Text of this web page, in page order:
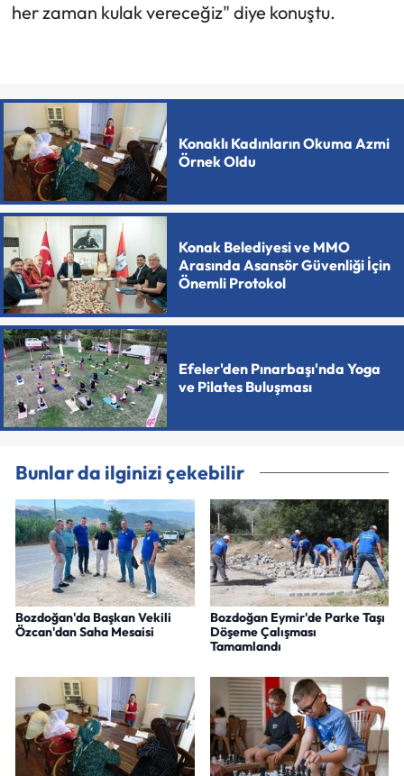
her zaman kulak vereceğiz" diye konuştu.
Konaklı Kadınların Okuma Azmi
Örnek Oldu
Konak Belediyesi ve MMO
Arasında Asansör Güvenliği İçin
Önemli Protokol
Efeler'den Pınarbaşı'nda Yoga
ve Pilates Buluşması
Bunlar da ilginizi çekebilir
Bozdoğan'da Başkan Vekili
Özcan'dan Saha Mesaisi
Bozdoğan Eymir'de Parke Taşı
Döşeme Çalışması
Tamamlandı